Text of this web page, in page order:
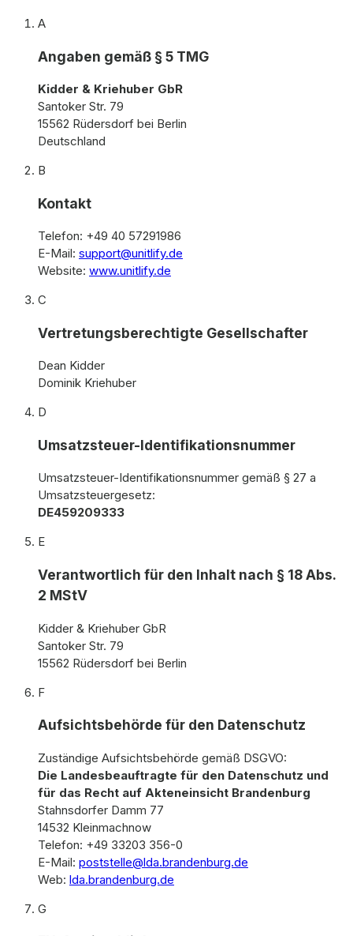
A
Angaben gemäß § 5 TMG
Kidder & Kriehuber GbR
Santoker Str. 79
15562 Rüdersdorf bei Berlin
Deutschland
B
Kontakt
Telefon: +49 40 57291986
E-Mail: support@unitlify.de
Website: www.unitlify.de
C
Vertretungsberechtigte Gesellschafter
Dean Kidder
Dominik Kriehuber
D
Umsatzsteuer-Identifikationsnummer
Umsatzsteuer-Identifikationsnummer gemäß § 27 a
Umsatzsteuergesetz:
DE459209333
E
Verantwortlich für den Inhalt nach § 18 Abs.
2 MStV
Kidder & Kriehuber GbR
Santoker Str. 79
15562 Rüdersdorf bei Berlin
F
Aufsichtsbehörde für den Datenschutz
Zuständige Aufsichtsbehörde gemäß DSGVO:
Die Landesbeauftragte für den Datenschutz und
für das Recht auf Akteneinsicht Brandenburg
Stahnsdorfer Damm 77
14532 Kleinmachnow
Telefon: +49 33203 356-0
E-Mail: poststelle@lda.brandenburg.de
Web: lda.brandenburg.de
G